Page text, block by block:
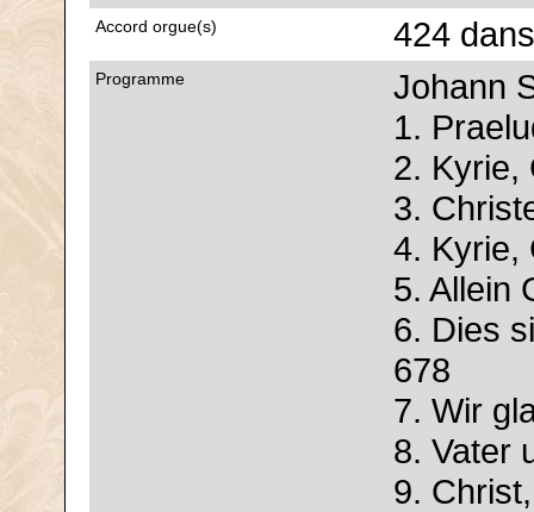
Accord orgue(s) 424
Programme
Johann
1.
2. Kyrie,
3.
4. Kyrie,
5. Allein
6. Dies
678
7. Wir
8. Vater
9.